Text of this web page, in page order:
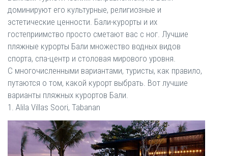
доминируют его культурные, религиозные и
эстетические ценности. Бали-курорты и их
гостеприимство просто сметают вас с ног. Лучшие
пляжные курорты Бали множество водных видов
спорта, спа-центр и столовая мирового уровня.
С многочисленными вариантами, туристы, как правило,
путаются о том, какой курорт выбрать. Вот лучшие
варианты пляжных курортов Бали.
1. Alila Villas Soori, Tabanan